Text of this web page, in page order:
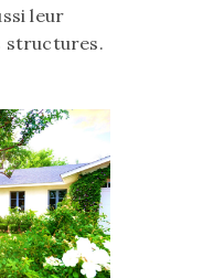
leur
structures.